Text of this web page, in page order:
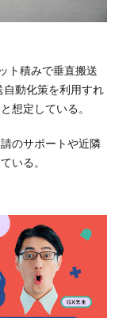
ト積みで垂直搬送
動化策を利用すれ
想定している。
のサポートや近隣
いる。